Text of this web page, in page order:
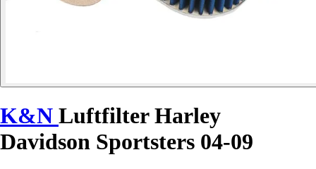
K&N Luftfilter Harley
Davidson Sportsters 04-09